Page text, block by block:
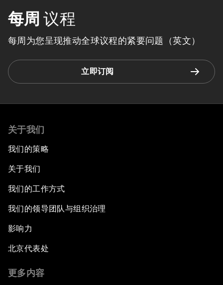
每周 议程
每周为您呈现推动全球议程的紧要问题（英文）
立即订阅
关于我们
我们的策略
关于我们
我们的工作方式
我们的领导团队与组织治理
影响力
北京代表处
更多内容